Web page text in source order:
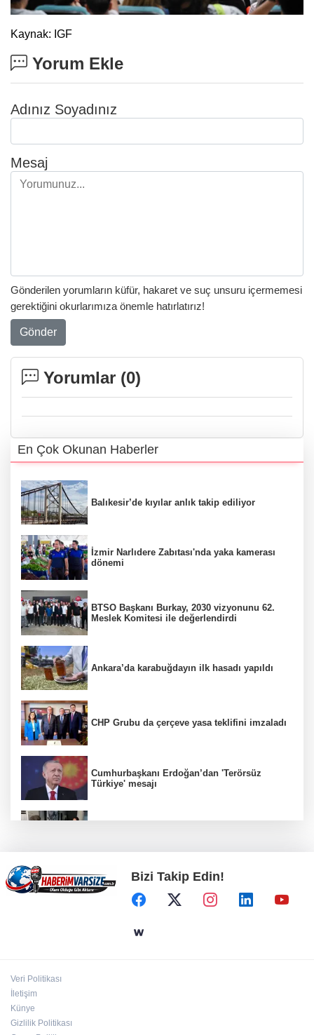
Kaynak: IGF
Yorum Ekle
Adınız Soyadınız
Mesaj
Gönderilen yorumların küfür, hakaret ve suç unsuru içermemesi
gerektiğini okurlarımıza önemle hatırlatırız!
Gönder
Yorumlar (0)
En Çok Okunan Haberler
Balıkesir’de kıyılar anlık takip ediliyor
İzmir Narlıdere Zabıtası'nda yaka kamerası
dönemi
BTSO Başkanı Burkay, 2030 vizyonunu 62.
Meslek Komitesi ile değerlendirdi
Ankara’da karabuğdayın ilk hasadı yapıldı
CHP Grubu da çerçeve yasa teklifini imzaladı
Cumhurbaşkanı Erdoğan’dan 'Terörsüz
Türkiye' mesajı
Metin Sözen Okulu Gaziantep'te kuruldu...
Koruma kültürü yeni nesillere aktarılacak
Sokakta neler konuşuluyor? Kemal
Bizi Takip Edin!
Veri Politikası
İletişim
Künye
Gizlilik Politikası